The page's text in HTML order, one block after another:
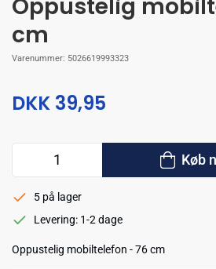
Oppustelig
cm
Varenummer: 5026619993323
DKK 39,95
Køb
5 på lager
Levering: 1-2 dage
Oppustelig mobiltelefon - 76 cm